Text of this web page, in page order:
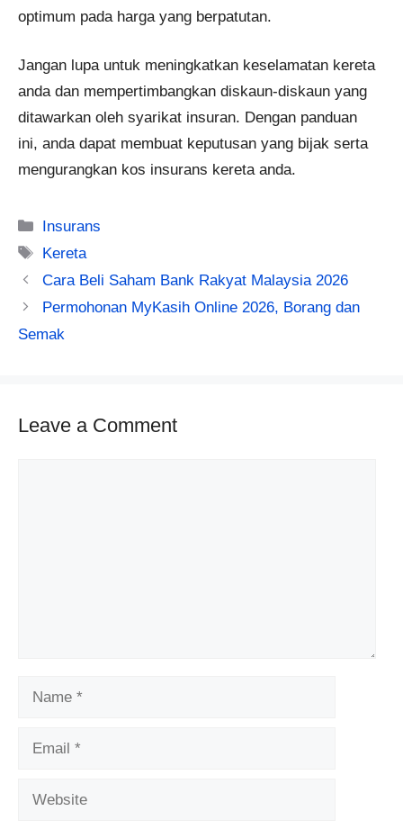
optimum pada harga yang berpatutan.
Jangan lupa untuk meningkatkan keselamatan kereta
anda dan mempertimbangkan diskaun-diskaun yang
ditawarkan oleh syarikat insuran. Dengan panduan
ini, anda dapat membuat keputusan yang bijak serta
mengurangkan kos insurans kereta anda.
Categories
Insurans
Tags
Kereta
Cara Beli Saham Bank Rakyat Malaysia 2026
Permohonan MyKasih Online 2026, Borang dan
Semak
Leave a Comment
Name
Email
Website